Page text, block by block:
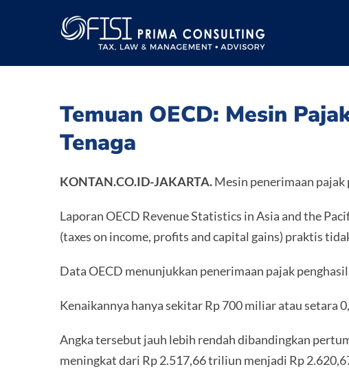
Temuan OECD: Mesin
Tenaga
KONTAN.CO.ID-JAKARTA.Mesin penerimaan pajak
Laporan OECD Revenue Statistics in Asia and the
(taxes on income, profits and capital gains) praktis
Data OECD menunjukkan penerimaan pajak
Kenaikannya hanya sekitar Rp 700 miliar atau setara
Angka tersebut jauh lebih rendah dibandingkan
meningkat dari Rp 2.517,66 triliun menjadi Rp